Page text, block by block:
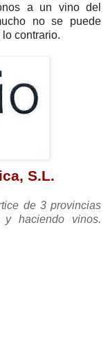
a un vino del
no se puede
contrario.
S.L.
de 3 provincias
y haciendo vinos.